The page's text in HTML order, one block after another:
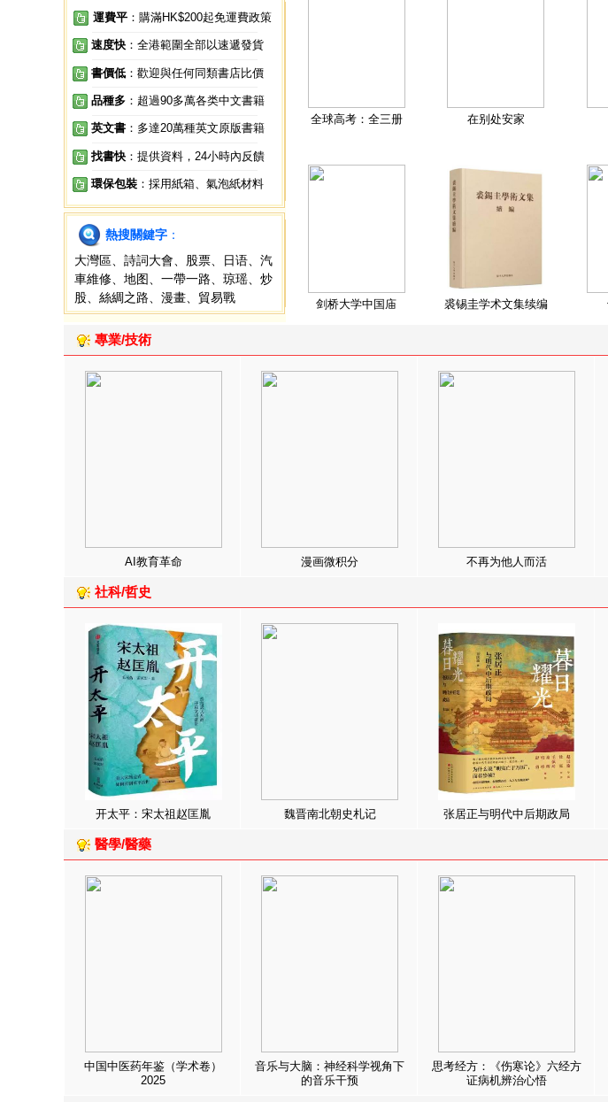
運費平 ：購滿HK$200起免運費政策
速度快 ：全港範圍全部以速遞發貨
書價低 ：歡迎與任何同類書店比價
品種多 ：超過90多萬各类中文書籍
英文書 ：多達20萬種英文原版書籍
找書快 ：提供資料，24小時內反饋
環保包裝 ：採用紙箱、氣泡紙材料
熱搜關鍵字 ：
大灣區
詩詞大會 股票 日语
汽
車維修
地图 一帶一路 琼瑶
炒
股
絲綢之路 漫畫 貿易戰
全球高考：全三册 在别处安家
剑桥大学中国庙 裘锡圭学术文集续编
專業/技術
AI教育革命 漫画微积分 不再为他人而活
社科/哲史
开太平：宋太祖赵匡胤 魏晋南北朝史札记 张居正与明代中后期政局
醫學/醫藥
中国中医药年鉴（学术卷）
2025
音乐与大脑：神经科学视角下
的音乐干预
思考经方：《伤寒论》六经方
证病机辨治心悟